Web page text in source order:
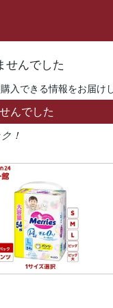
せんでした
入できる情報をお届け
んでした
！